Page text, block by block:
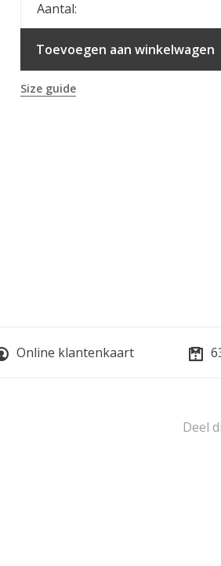
Aantal:
Toevoegen aan winkelwagen
Size guide
Online klantenkaart
Deel